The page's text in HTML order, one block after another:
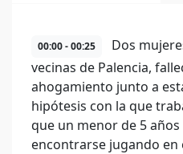
00:00 - 00:25
Dos
vecinas de Palencia,
ahogamiento junto a
hipótesis con la que
que un menor de 5
encontrarse jugando en